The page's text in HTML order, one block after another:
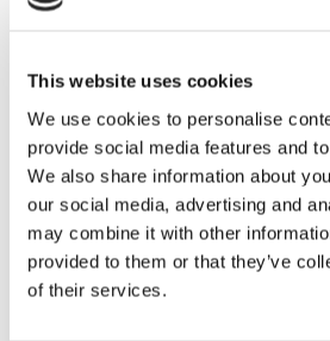
This website uses cookies
We use cookies to personalise
provide social media features and
We also share information about
our social media, advertising and
may combine it with other
provided to them or that they’ve
of their services.
MUDDRING